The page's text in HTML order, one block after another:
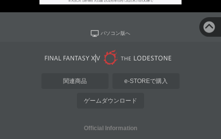
パソコン版へ
関連商品 e-STOREで購入
ゲームダウンロード
Official Information